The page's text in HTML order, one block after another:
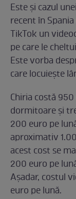
Este și cazul
recent în
TikTok un
pe care le
Este vorba
care locuiește
Chiria costă
dormitoare și
200 euro pe
aproximativ
acest cost se
200 euro pe
Așadar, costul
euro pe lună.